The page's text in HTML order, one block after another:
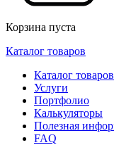
Корзина пуста
Каталог товаров
Каталог товаров
Услуги
Портфолио
Калькуляторы
Полезная
FAQ